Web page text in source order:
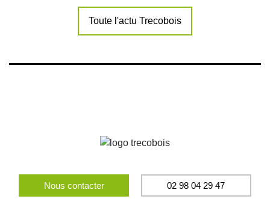
Toute l'actu Trecobois
Nous contacter 02 98 04 29 47